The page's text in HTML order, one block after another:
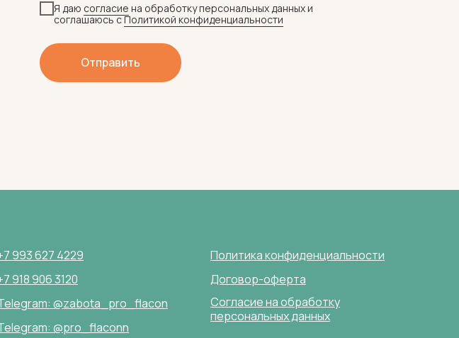
Я даю согласие на обработку персональных данных и
соглашаюсь cПолитикой конфиденциальности
Отправить
918 906 3120
Политика конфиденциальности
993 627 4229
@zabota_pro_flacon
@pro_flaconn
Согласие на обработку
персональных данных
Договор-оферта